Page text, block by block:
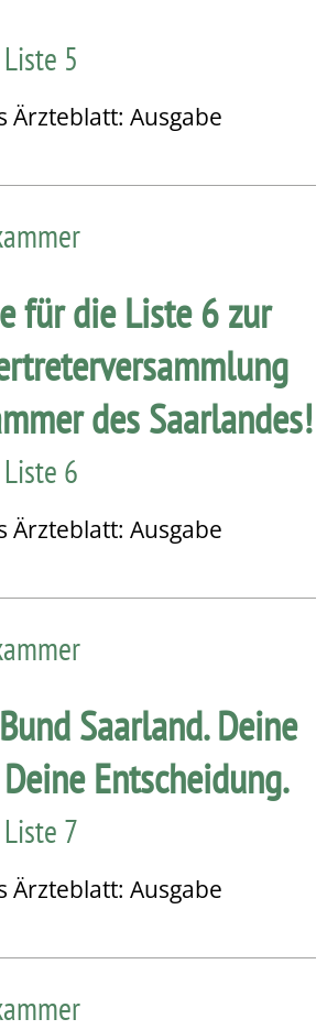
5
Ärzteblatt: Ausgabe
für die Liste 6 zur
des Saarlandes!
6
Ärzteblatt: Ausgabe
Saarland. Deine
Entscheidung.
7
Ärzteblatt: Ausgabe